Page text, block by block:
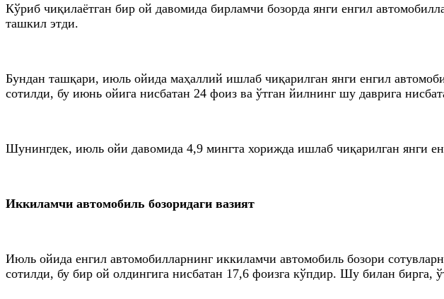
Кўриб чиқилаётган бир ой давомида бирламчи бозорда янги енгил
ташкил этди.
Бундан ташқари, июль ойида маҳаллий ишлаб чиқарилган янги енгил
сотилди, бу июнь ойига нисбатан 24 фоиз ва ўтган йилнинг шу даврига
Шунингдек, июль ойи давомида 4,9 мингта хорижда ишлаб чиқарилган янги
Иккиламчи автомобиль бозоридаги вазият
Июль ойида енгил автомобилларнинг иккиламчи автомобиль бозори
сотилди, бу бир ой олдингига нисбатан 17,6 фоизга кўпдир. Шу билан бирга,